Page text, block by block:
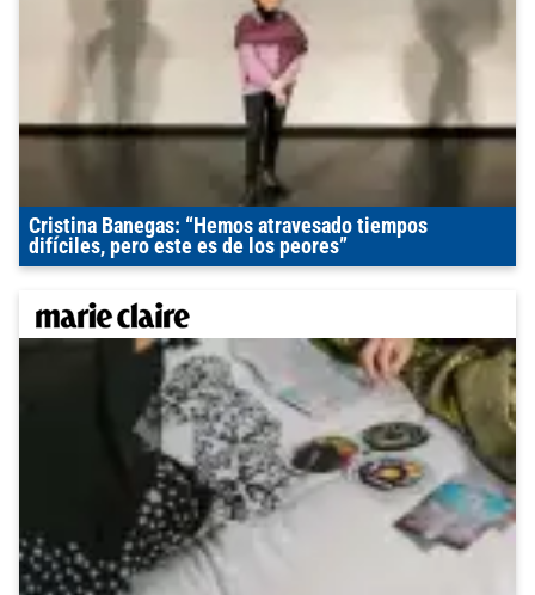
Cristina Banegas: “Hemos atravesado tiempos
difíciles, pero este es de los peores”